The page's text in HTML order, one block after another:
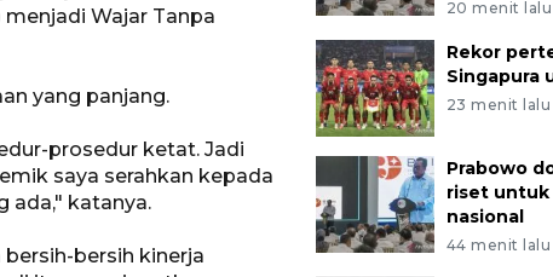
Wajar Tanpa
yang panjang.
prosedur ketat. Jadi
saya serahkan kepada
ada," katanya.
bersih kinerja
20 menit lalu
Rekor
Singapura
23 menit lalu
Prabowo
riset untuk
nasional
44 menit lalu